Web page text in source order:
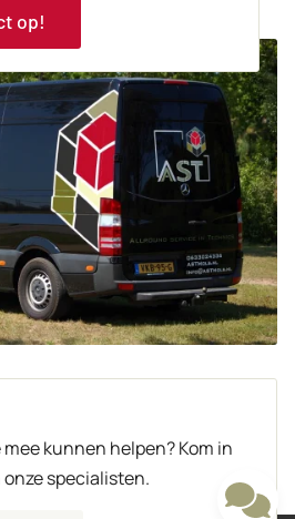
op!
kunnen helpen? Kom in
specialisten.